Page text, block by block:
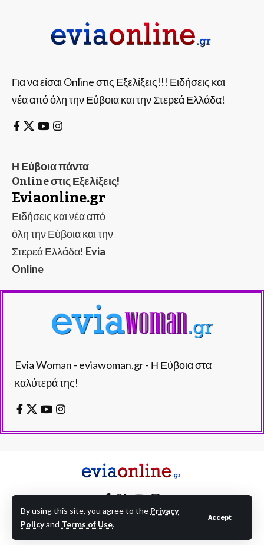
By using this site, you agree to the Privacy
Policyand Terms of Use.
Accept
Για να είσαι Online στις Εξελίξεις!!! Ειδήσεις και
νέα από όλη την Εύβοια και την Στερεά Ελλάδα!
Η Εύβοια πάντα
Online στις Εξελίξεις!
Eviaonline.gr
Ειδήσεις και νέα από
όλη την Εύβοια και την
Στερεά Ελλάδα! Evia
Online
Evia Woman - eviawoman.gr - Η Εύβοια στα
καλύτερά της!
EVIAONLINE © eviaonline.gr - All Rights Reserved.